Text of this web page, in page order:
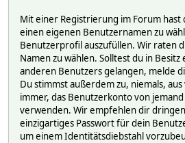
Mit einer Registrierung im Forum hast
einen eigenen Benutzernamen zu
Benutzerprofil auszufüllen. Wir raten
Namen zu wählen. Solltest du in Besitz
anderen Benutzers gelangen, melde
Du stimmst außerdem zu, niemals,
immer, das Benutzerkonto von
verwenden. Wir empfehlen dir
einzigartiges Passwort für dein
um einem Identitätsdiebstahl